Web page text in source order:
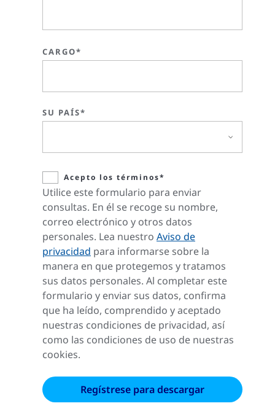
CARGO*
SU PAÍS*
Acepto los términos*
Utilice este formulario para enviar
consultas. En él se recoge su nombre,
correo electrónico y otros datos
personales. Lea nuestro Aviso de
privacidad para informarse sobre la
manera en que protegemos y tratamos
sus datos personales. Al completar este
formulario y enviar sus datos, confirma
que ha leído, comprendido y aceptado
nuestras condiciones de privacidad, así
como las condiciones de uso de nuestras
cookies.